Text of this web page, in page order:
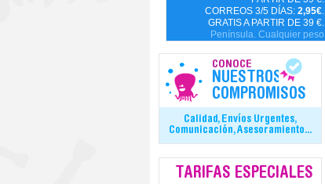
CORREOS 3/5 DÍAS: 2,95€.
GRATIS A PARTIR DE 39 €.
Península. Cualquier peso
CONOCE
NUESTROS
COMPROMISOS
Calidad, Envíos Urgentes,
Comunicación, Asesoramiento...
TARIFAS ESPECIALES